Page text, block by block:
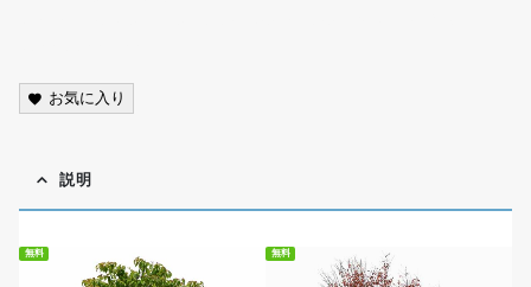
お気に入り
説明
無料 無料